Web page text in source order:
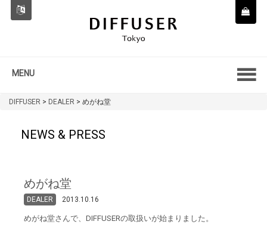
MENU
DIFFUSER > DEALER > めがね堂
NEWS & PRESS
めがね堂
DEALER 2013.10.16
めがね堂さんで、DIFFUSERの取扱いが始まりました。